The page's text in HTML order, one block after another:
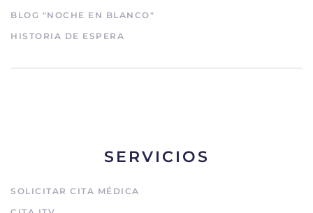
BLOG "NOCHE EN BLANCO"
HISTORIA DE ESPERA
SERVICIOS
SOLICITAR CITA MÉDICA